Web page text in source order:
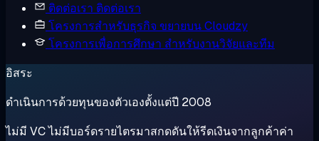
ติดต่อเรา ติดต่อเรา
โครงการสำหรับธุรกิจ ขยายบน Cloudzy
โครงการเพื่อการศึกษา สำหรับงานวิจัยและทีม
อิสระ
ดำเนินการด้วยทุนของตัวเองตั้งแต่ปี 2008
ไม่มี VC ไม่มีบอร์ดรายไตรมาสกดดันให้รีดเงินจากลูกค้าค่า